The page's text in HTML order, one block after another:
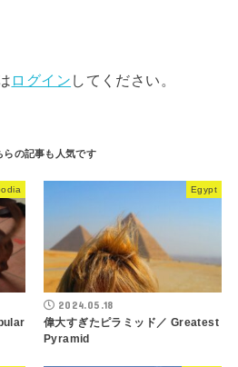
ログイン してください。
Egypt
2024.05.18
偉大すぎたピラミッド／ Greatest
Pyramid